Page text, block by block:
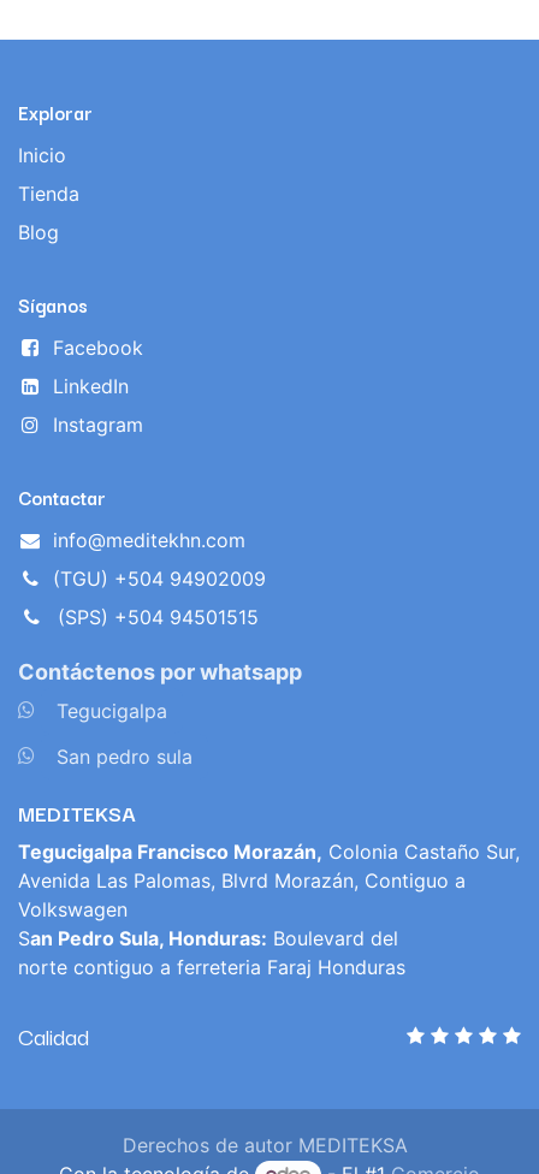
de agujas, 2 puntas
Explorar
Inicio
Tienda
Blog
Síganos
Facebook
LinkedIn
Instagram
Contactar
info@meditekhn.com
(TGU) +504 94902009
(SPS) +504 94501515
Contáctenos por whatsapp
Tegucigalpa
San pedro sula
MEDITEKSA
Tegucigalpa Francisco Morazán, Colonia Castaño Sur,
Avenida Las Palomas, Blvrd Morazán, Contiguo a
Volkswagen
San Pedro Sula, Honduras: Boulevard del
norte contiguo a ferreteria Faraj Honduras
Calidad
Derechos de autor MEDITEKSA